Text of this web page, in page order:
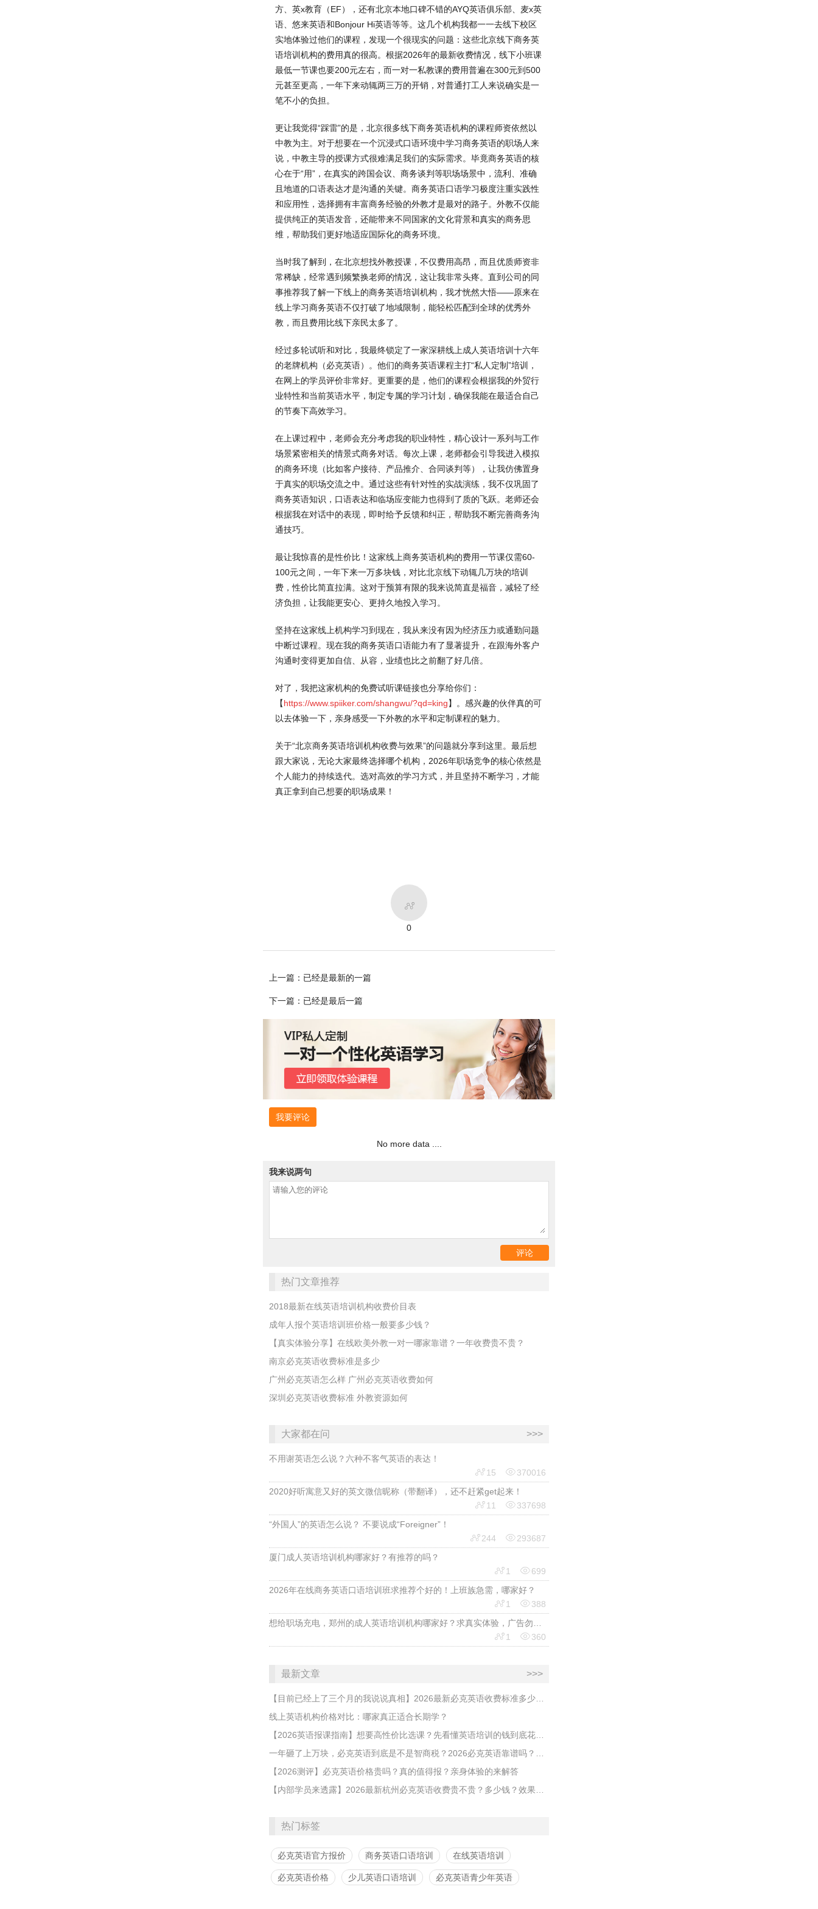
方、英x教育（EF），还有北京本地口碑不错的AYQ英语俱乐部、麦x英
语、悠来英语和Bonjour Hi英语等等。这几个机构我都一一去线下校区
实地体验过他们的课程，发现一个很现实的问题：这些北京线下商务英
语培训机构的费用真的很高。根据2026年的最新收费情况，线下小班课
最低一节课也要200元左右，而一对一私教课的费用普遍在300元到500
元甚至更高，一年下来动辄两三万的开销，对普通打工人来说确实是一
笔不小的负担。
更让我觉得“踩雷”的是，北京很多线下商务英语机构的课程师资依然以
中教为主。对于想要在一个沉浸式口语环境中学习商务英语的职场人来
说，中教主导的授课方式很难满足我们的实际需求。毕竟商务英语的核
心在于“用”，在真实的跨国会议、商务谈判等职场场景中，流利、准确
且地道的口语表达才是沟通的关键。商务英语口语学习极度注重实践性
和应用性，选择拥有丰富商务经验的外教才是最对的路子。外教不仅能
提供纯正的英语发音，还能带来不同国家的文化背景和真实的商务思
维，帮助我们更好地适应国际化的商务环境。
当时我了解到，在北京想找外教授课，不仅费用高昂，而且优质师资非
常稀缺，经常遇到频繁换老师的情况，这让我非常头疼。直到公司的同
事推荐我了解一下线上的商务英语培训机构，我才恍然大悟——原来在
线上学习商务英语不仅打破了地域限制，能轻松匹配到全球的优秀外
教，而且费用比线下亲民太多了。
经过多轮试听和对比，我最终锁定了一家深耕线上成人英语培训十六年
的老牌机构（必克英语）。他们的商务英语课程主打“私人定制”培训，
在网上的学员评价非常好。更重要的是，他们的课程会根据我的外贸行
业特性和当前英语水平，制定专属的学习计划，确保我能在最适合自己
的节奏下高效学习。
在上课过程中，老师会充分考虑我的职业特性，精心设计一系列与工作
场景紧密相关的情景式商务对话。每次上课，老师都会引导我进入模拟
的商务环境（比如客户接待、产品推介、合同谈判等），让我仿佛置身
于真实的职场交流之中。通过这些有针对性的实战演练，我不仅巩固了
商务英语知识，口语表达和临场应变能力也得到了质的飞跃。老师还会
根据我在对话中的表现，即时给予反馈和纠正，帮助我不断完善商务沟
通技巧。
最让我惊喜的是性价比！这家线上商务英语机构的费用一节课仅需60-
100元之间，一年下来一万多块钱，对比北京线下动辄几万块的培训
费，性价比简直拉满。这对于预算有限的我来说简直是福音，减轻了经
济负担，让我能更安心、更持久地投入学习。
坚持在这家线上机构学习到现在，我从来没有因为经济压力或通勤问题
中断过课程。现在我的商务英语口语能力有了显著提升，在跟海外客户
沟通时变得更加自信、从容，业绩也比之前翻了好几倍。
对了，我把这家机构的免费试听课链接也分享给你们：
【https://www.spiiker.com/shangwu/?qd=king】。感兴趣的伙伴真的可
以去体验一下，亲身感受一下外教的水平和定制课程的魅力。
关于“北京商务英语培训机构收费与效果”的问题就分享到这里。最后想
跟大家说，无论大家最终选择哪个机构，2026年职场竞争的核心依然是
个人能力的持续迭代。选对高效的学习方式，并且坚持不断学习，才能
真正拿到自己想要的职场成果！

0
上一篇：已经是最新的一篇
下一篇：已经是最后一篇
我要评论
No more data ....
我来说两句
热门文章推荐
2018最新在线英语培训机构收费价目表
成年人报个英语培训班价格一般要多少钱？
【真实体验分享】在线欧美外教一对一哪家靠谱？一年收费贵不贵？
南京必克英语收费标准是多少
广州必克英语怎么样 广州必克英语收费如何
深圳必克英语收费标准 外教资源如何
大家都在问 >>>
不用谢英语怎么说？六种不客气英语的表达！
15 370016
2020好听寓意又好的英文微信昵称（带翻译），还不赶紧get起来！
11 337698
“外国人”的英语怎么说？ 不要说成“Foreigner”！
244 293687
厦门成人英语培训机构哪家好？有推荐的吗？
1 699
2026年在线商务英语口语培训班求推荐个好的！上班族急需，哪家好？
1 388
1 360
最新文章 >>>
线上英语机构价格对比：哪家真正适合长期学？
【2026测评】必克英语价格贵吗？真的值得报？亲身体验的来解答
热门标签
必克英语官方报价 商务英语口语培训 在线英语培训
必克英语价格 少儿英语口语培训 必克英语青少年英语